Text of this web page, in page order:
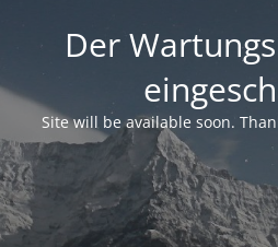
Der
Site will be available soon.